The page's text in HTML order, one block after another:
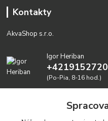
Kontakty
AkvaShop s.r.o.
Igor Heriban
(Po-Pia, 8-16 hod.)